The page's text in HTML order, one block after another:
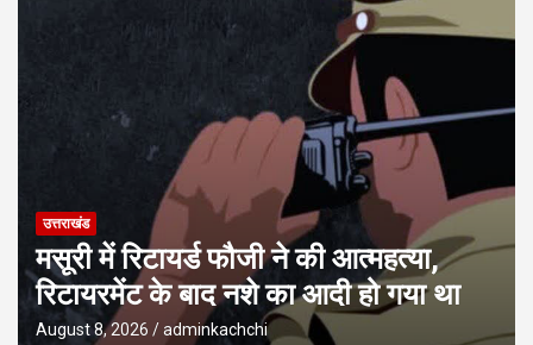
उत्तराखंड
मसूरी में रिटायर्ड फौजी ने की आत्महत्या,
रिटायरमेंट के बाद नशे का आदी हो गया था
August 8, 2026 adminkachchi